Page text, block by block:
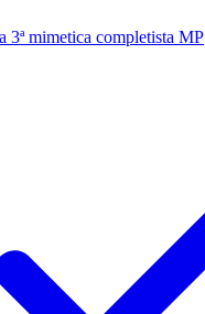
3ª mimetica completista MP